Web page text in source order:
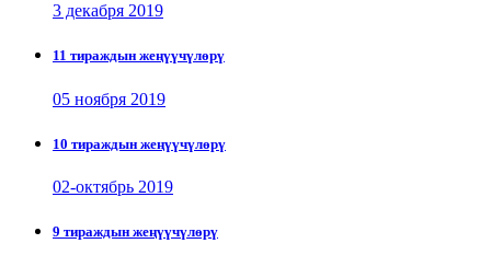
3 декабря 2019
11 тираждын жеңүүчүлөрү
05 ноября 2019
10 тираждын жеңүүчүлөрү
02-октябрь 2019
9 тираждын жеңүүчүлөрү